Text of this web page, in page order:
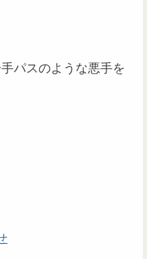
パスのような悪手を